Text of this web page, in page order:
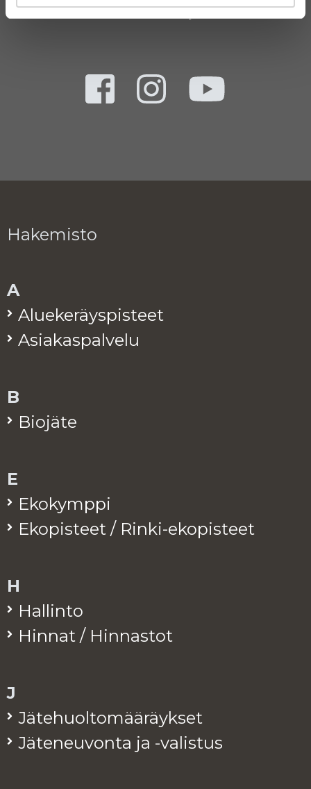
Saavutettavuusseloste
Hakemisto
A
Alue­ke­räys­pis­teet
Asia­kas­pal­ve­lu
B
Bio­jä­te
E
Eko­kymp­pi
Eko­pis­teet / Rinki-eko­pis­teet
H
Hal­lin­to
Hin­nat / Hin­nas­tot
J
Jä­te­huol­to­mää­räyk­set
Jä­te­neu­von­ta ja -va­lis­tus